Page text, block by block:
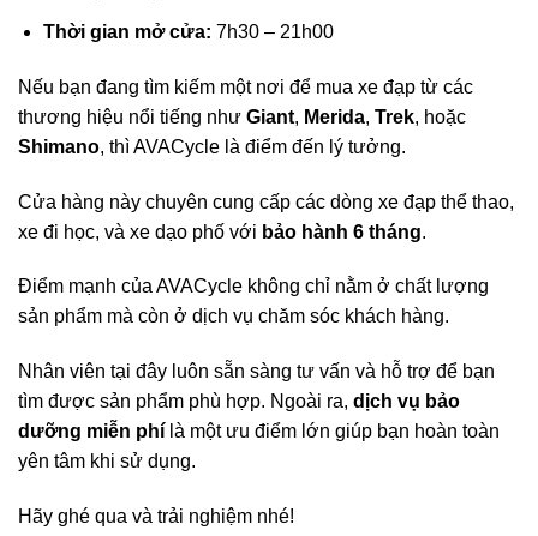
Thời gian mở cửa: 7h30 – 21h00
Nếu bạn đang tìm kiếm một nơi để mua xe đạp từ các
thương hiệu nổi tiếng như Giant, Merida, Trek, hoặc
Shimano, thì AVACycle là điểm đến lý tưởng.
Cửa hàng này chuyên cung cấp các dòng xe đạp thể thao,
xe đi học, và xe dạo phố với bảo hành 6 tháng.
Điểm mạnh của AVACycle không chỉ nằm ở chất lượng
sản phẩm mà còn ở dịch vụ chăm sóc khách hàng.
Nhân viên tại đây luôn sẵn sàng tư vấn và hỗ trợ để bạn
tìm được sản phẩm phù hợp. Ngoài ra, dịch vụ bảo
dưỡng miễn phí là một ưu điểm lớn giúp bạn hoàn toàn
yên tâm khi sử dụng.
Hãy ghé qua và trải nghiệm nhé!